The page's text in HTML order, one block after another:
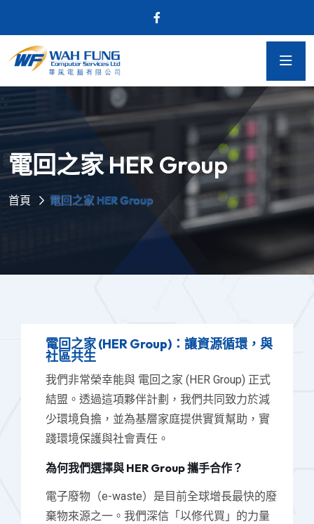
電回之家 HER Group
首頁 電回之家 HER Group
電回之家 (HER Group)：讓資源循環，與
社區共生
我們非常榮幸能與 電回之家 (HER Group) 正式
結盟。透過這項夥伴計劃，我們共同致力於減
少環境負擔，並為基層家庭提供實質幫助，實
踐環境保護與社會責任。
為何我們選擇與 HER Group 攜手合作？
電子廢物（e-waste）是目前全球增長最快的廢
棄物來源之一。我們深信「以修代買」的力量